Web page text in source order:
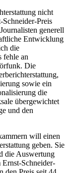
nicht
Preis
generell
Entwicklung
die
fehle an
Die
sowie ein
die
übergewichtet
und den
will einen
geben. Sie
die Auswertung
Ernst-Schneider-